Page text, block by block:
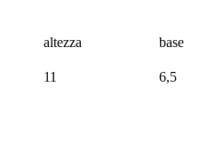
altezza base
11 6,5